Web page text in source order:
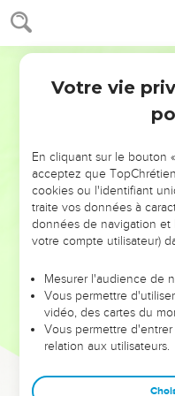
NE MANQUEZ
DE
ET SI LEURS
leur foi ou leur vision.
et les saisons difficiles
sont elles
Dans cette conférence,
clés pour avancer avec
Votre vie
En cliquant sur le bouton
acceptez que
cookies ou l'identifiant
traite vos données à
données de navigation et
votre compte utilisateur)
Mesurer l'audience de
Vous permettre
vidéo, des cartes du
Vous permettre
relation aux utilisateurs.